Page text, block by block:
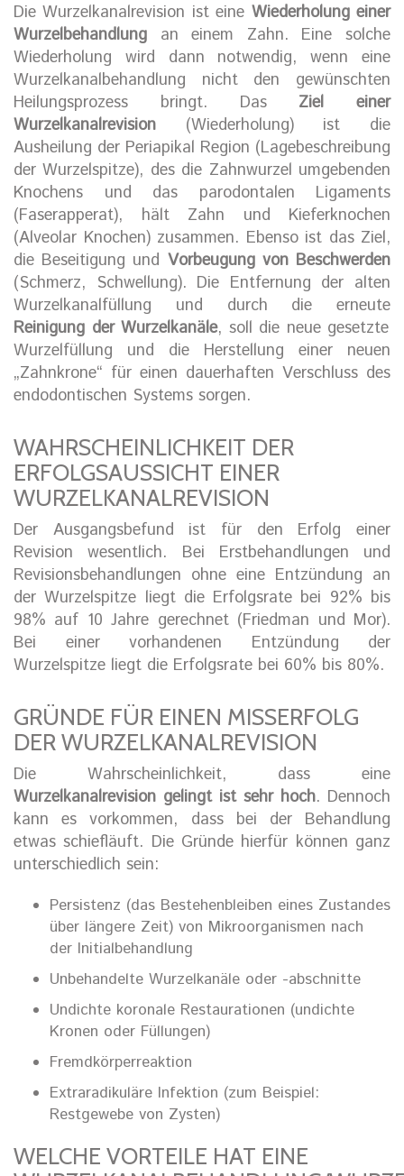
Die Wurzelkanalrevision ist eine Wiederholung einer
Wurzelbehandlung an einem Zahn. Eine solche
Wiederholung wird dann notwendig, wenn eine
Wurzelkanalbehandlung nicht den gewünschten
Heilungsprozess bringt. Das Ziel einer
Wurzelkanalrevision (Wiederholung) ist die
Ausheilung der Periapikal Region (Lagebeschreibung
der Wurzelspitze), des die Zahnwurzel umgebenden
Knochens und das parodontalen Ligaments
(Faserapperat), hält Zahn und Kieferknochen
(Alveolar Knochen) zusammen. Ebenso ist das Ziel,
die Beseitigung und Vorbeugung von Beschwerden
(Schmerz, Schwellung). Die Entfernung der alten
Wurzelkanalfüllung und durch die erneute
Reinigung der Wurzelkanäle, soll die neue gesetzte
Wurzelfüllung und die Herstellung einer neuen
„Zahnkrone“ für einen dauerhaften Verschluss des
endodontischen Systems sorgen.
WAHRSCHEINLICHKEIT DER
ERFOLGSAUSSICHT EINER
WURZELKANALREVISION
Der Ausgangsbefund ist für den Erfolg einer
Revision wesentlich. Bei Erstbehandlungen und
Revisionsbehandlungen ohne eine Entzündung an
der Wurzelspitze liegt die Erfolgsrate bei 92% bis
98% auf 10 Jahre gerechnet (Friedman und Mor).
Bei einer vorhandenen Entzündung der
Wurzelspitze liegt die Erfolgsrate bei 60% bis 80%.
GRÜNDE FÜR EINEN MISSERFOLG
DER WURZELKANALREVISION
Die Wahrscheinlichkeit, dass eine
Wurzelkanalrevision gelingt ist sehr hoch. Dennoch
kann es vorkommen, dass bei der Behandlung
etwas schiefläuft. Die Gründe hierfür können ganz
unterschiedlich sein:
Persistenz (das Bestehenbleiben eines Zustandes
über längere Zeit) von Mikroorganismen nach
der Initialbehandlung
Unbehandelte Wurzelkanäle oder -abschnitte
Undichte koronale Restaurationen (undichte
Kronen oder Füllungen)
Fremdkörperreaktion
Extraradikuläre Infektion (zum Beispiel:
Restgewebe von Zysten)
WELCHE VORTEILE HAT EINE